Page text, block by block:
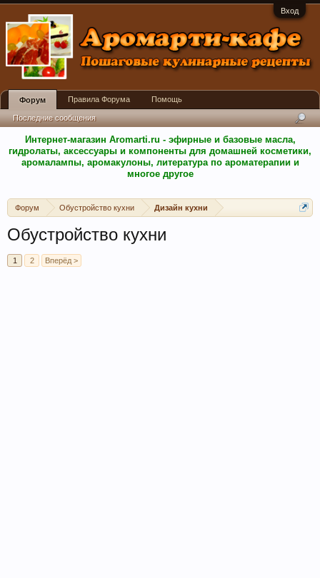
Вход
Интернет-магазин Aromarti.ru - эфирные и базовые масла,
гидролаты, аксессуары и компоненты для домашней косметики,
аромалампы, аромакулоны, литература по ароматерапии и
многое другое
Форум Обустройство кухни Дизайн кухни
Обустройство кухни
1 2 Вперёд >
Форум
Последние сообщения
Правила Форума Помощь